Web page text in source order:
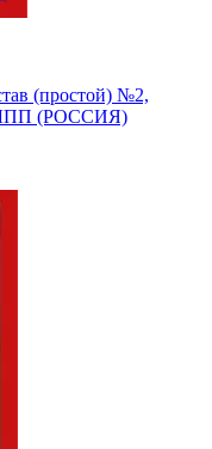
(простой) №2,
ЛПП (РОССИЯ)